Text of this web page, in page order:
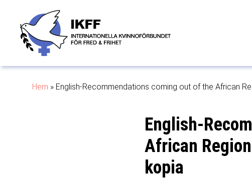
Hem » English-Recommendations coming out of the African
English-
African
kopia